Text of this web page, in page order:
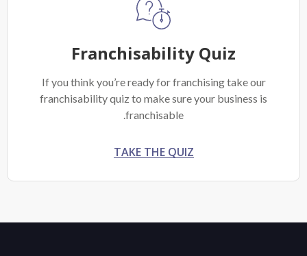
Franchisability Quiz
If you think you’re ready for franchising take our
franchisability quiz to make sure your business is
franchisable.
TAKE THE QUIZ